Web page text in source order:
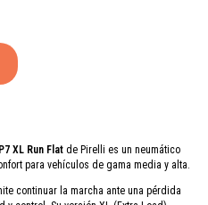
XL Run Flat de Pirelli es un neumático
para vehículos de gama media y alta.
continuar la marcha ante una pérdida